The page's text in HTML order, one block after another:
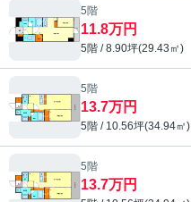
5階
11.8万円
5階 / 8.90坪(29.43㎡)
5階
13.7万円
5階 / 10.56坪(34.94㎡)
5階
13.7万円